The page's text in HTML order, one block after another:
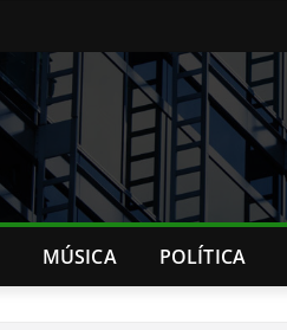
MÚSICA POLÍTICA